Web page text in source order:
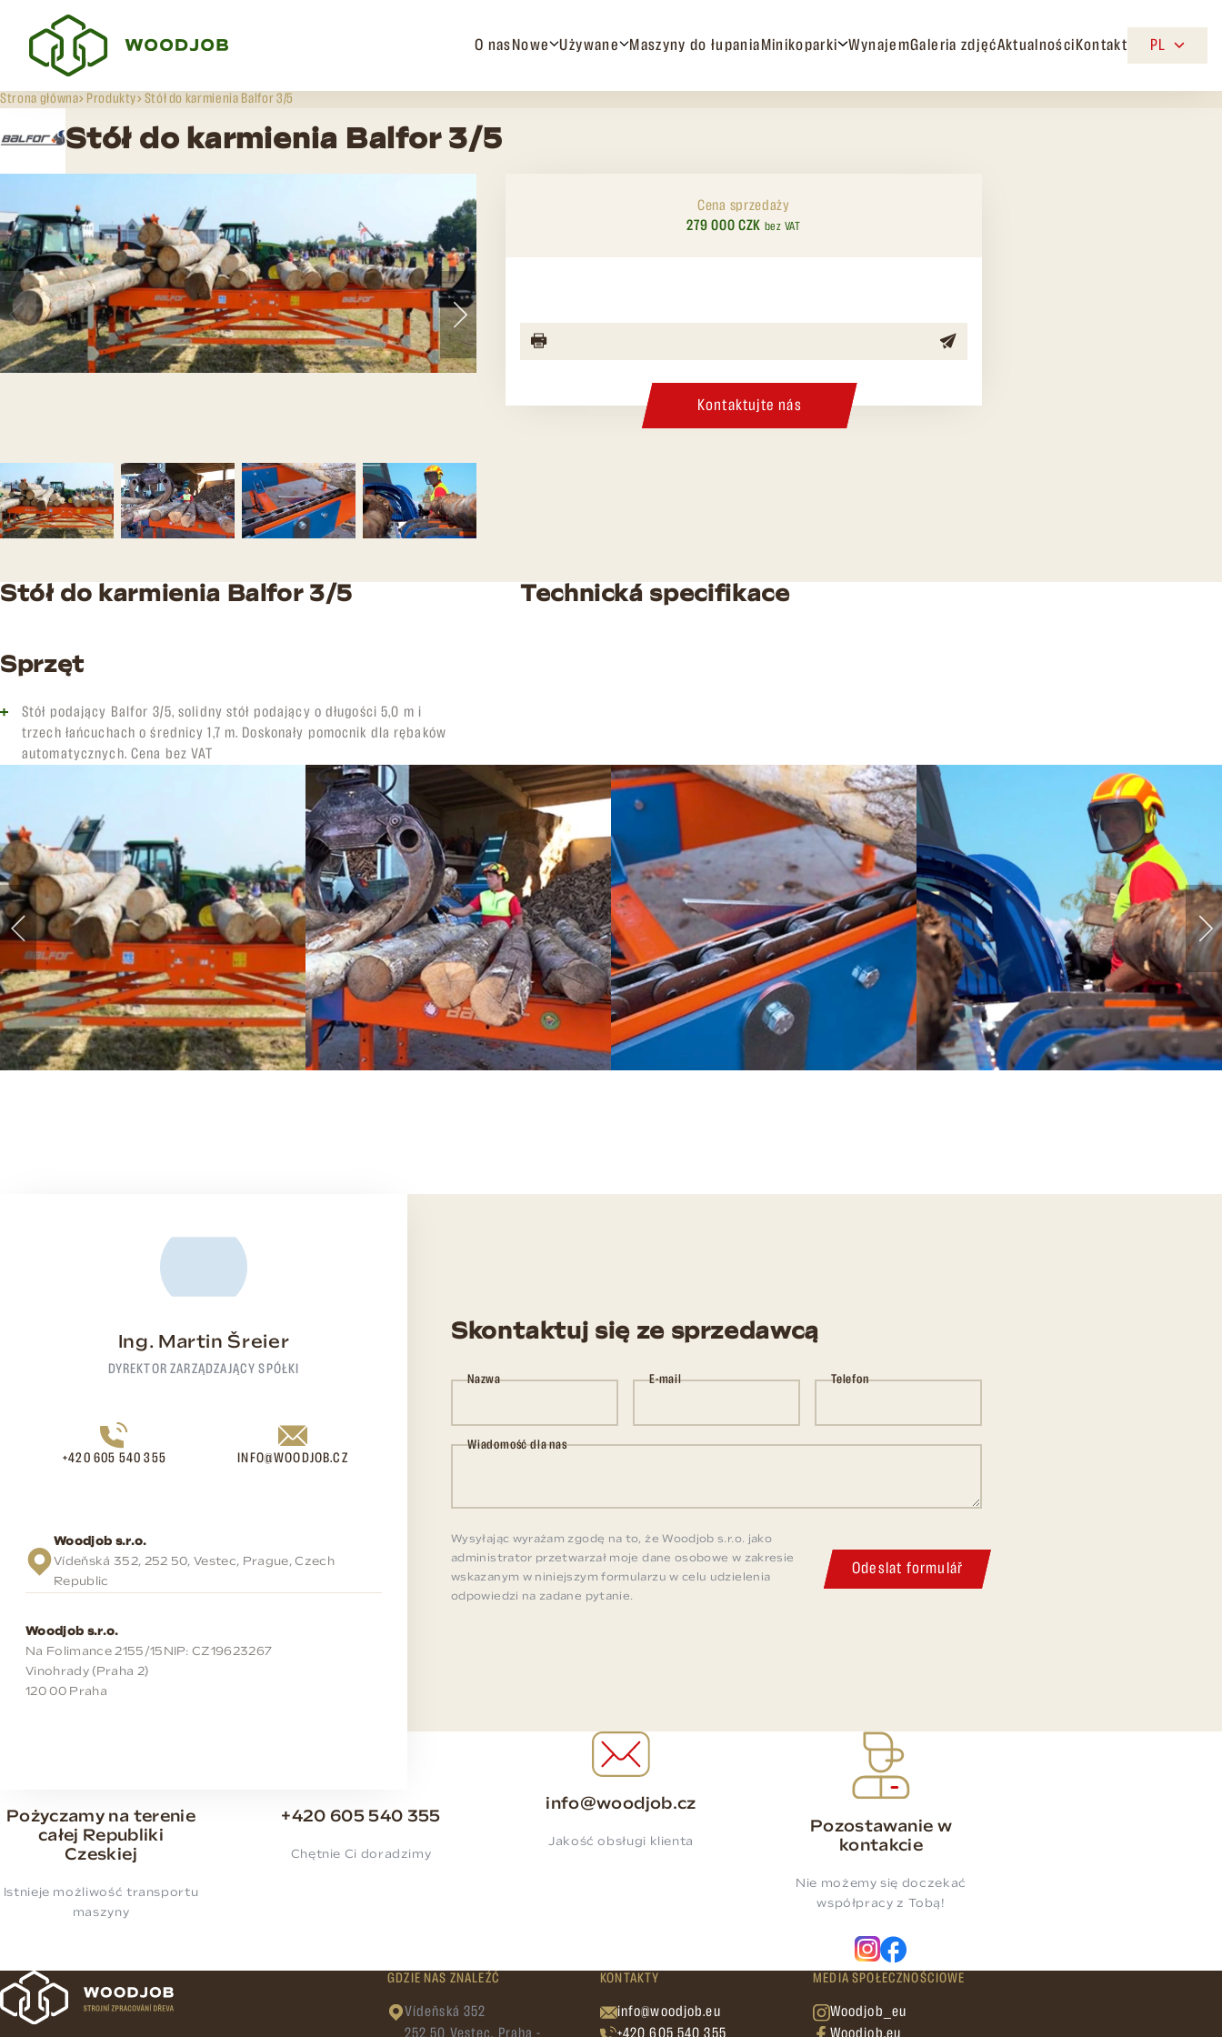
O nas Nowe Używane Maszyny do łupania Minikoparki WynajemGaleria zdjęćAktualności Kontakt PL
Strona główna Produkty Stół do karmienia Balfor 3/5
Stół do karmienia Balfor 3/5
Cena sprzedaży
279 000 CZK bez VAT
Kontaktujte nás
Stół do karmienia Balfor 3/5
Sprzęt
Stół podający Balfor 3/5, solidny stół podający o długości 5,0 m i
trzech łańcuchach o średnicy 1,7 m. Doskonały pomocnik dla rębaków
automatycznych. Cena bez VAT
Technická specifikace
Ing. Martin Šreier
DYREKTOR ZARZĄDZAJĄCY SPÓŁKI
+420 605 540 355 INFO@WOODJOB.CZ
Woodjob s.r.o.
Vídeňská 352, 252 50, Vestec, Prague, Czech
Republic
Woodjob s.r.o.
Na Folimance 2155/15
Vinohrady (Praha 2)
120 00 Praha
NIP: CZ19623267
Skontaktuj się ze sprzedawcą
Nazwa E-mail Telefon
Wiadomość dla nas
Odeslat formulář
Wysyłając wyrażam zgodę na to, że Woodjob s.r.o. jako
administrator przetwarzał moje dane osobowe w zakresie
wskazanym w niniejszym formularzu w celu udzielenia
odpowiedzi na zadane pytanie.
Pożyczamy na terenie
całej Republiki
Czeskiej
Istnieje możliwość transportu
maszyny
+420 605 540 355
Chętnie Ci doradzimy
info@woodjob.cz
Jakość obsługi klienta
Pozostawanie w
kontakcie
Nie możemy się doczekać
współpracy z Tobą!
GDZIE NAS ZNALEŹĆ
Vídeňská 352
252 50 Vestec, Praha -
KONTAKTY
info@woodjob.eu
+420 605 540 355
MEDIA SPOŁECZNOŚCIOWE
Woodjob_eu
Woodjob.eu